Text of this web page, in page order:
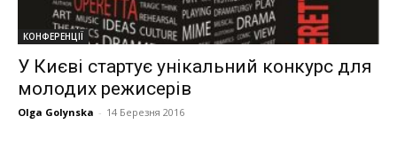
КОНФЕРЕНЦІЇ
У Києві стартує унікальний конкурс для
молодих режисерів
Olga Golynska - 14 Березня 2016